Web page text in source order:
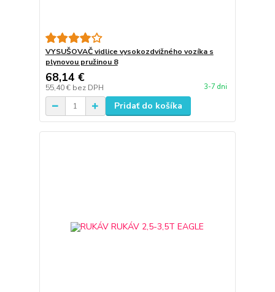
VYSUŠOVAČ vidlice vysokozdvižného vozíka s
plynovou pružinou 8
68,14 €
55,40 € bez DPH 3-7 dni
Pridať do košíka